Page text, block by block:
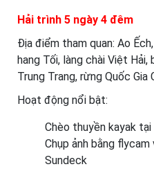
Hải trình 5 ngày 4 đêm
Địa điểm tham quan: Ao
hang Tối, làng chài Việt Hải,
Trung Trang, rừng Quốc Gia
Hoạt động nổi bật:
Chèo thuyền kayak tại
Chụp ảnh bằng
Sundeck